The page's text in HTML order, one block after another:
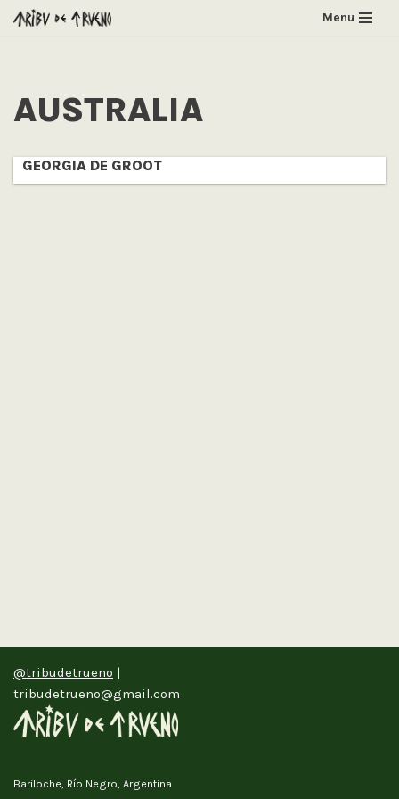
Menu
AUSTRALIA
GEORGIA DE GROOT
@tribudetrueno |
tribudetrueno@gmail.com
Bariloche, Río Negro, Argentina